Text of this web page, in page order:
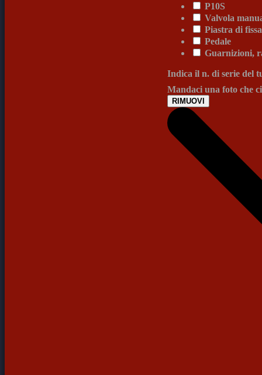
P10S
Valvola
Piastra di
Pedale
Guarnizioni,
Indica il n. di serie del
Mandaci una foto che
RIMUOVI